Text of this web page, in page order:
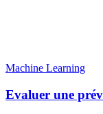
Machine Learning
Evaluer une